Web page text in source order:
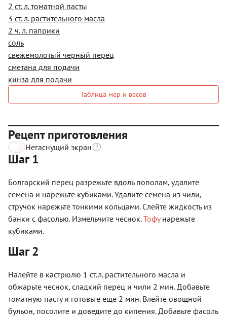
2 ст. л. томатной пасты
3 ст. л. растительного масла
2 ч. л. паприки
соль
свежемолотый черный перец
сметана для подачи
кинза для подачи
Таблица мер и весов
Рецепт приготовления
Негаснущий экран
Шаг 1
Болгарский перец разрежьте вдоль пополам, удалите
семена и нарежьте кубиками. Удалите семена из чили,
стручок нарежьте тонкими кольцами. Слейте жидкость из
банки с фасолью. Измельчите чеснок.Тофунарежьте
кубиками.
Шаг 2
Налейте в кастрюлю 1 ст.л. растительного масла и
обжарьте чеснок, сладкий перец и чили 2 мин. Добавьте
томатную пасту и готовьте еще 2 мин. Влейте овощной
бульон, посолите и доведите до кипения. Добавьте фасоль